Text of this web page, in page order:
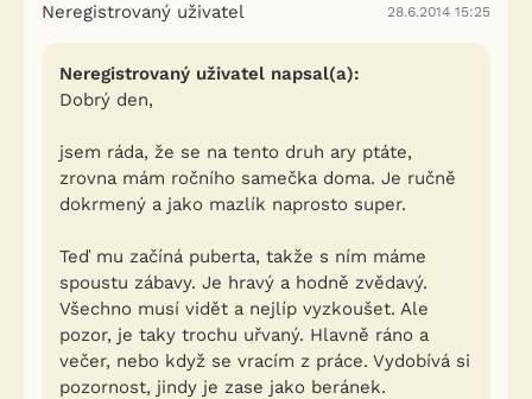
Neregistrovaný uživatel 28.6.2014 15:25
Neregistrovaný uživatel napsal(a):
Dobrý den,
jsem ráda, že se na tento druh ary ptáte,
zrovna mám ročního samečka doma. Je ručně
dokrmený a jako mazlík naprosto super.
Teď mu začíná puberta, takže s ním máme
spoustu zábavy. Je hravý a hodně zvědavý.
Všechno musí vidět a nejlíp vyzkoušet. Ale
pozor, je taky trochu uřvaný. Hlavně ráno a
večer, nebo když se vracím z práce. Vydobívá si
pozornost, jindy je zase jako beránek.